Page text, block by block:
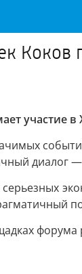
участие
диалог
форума